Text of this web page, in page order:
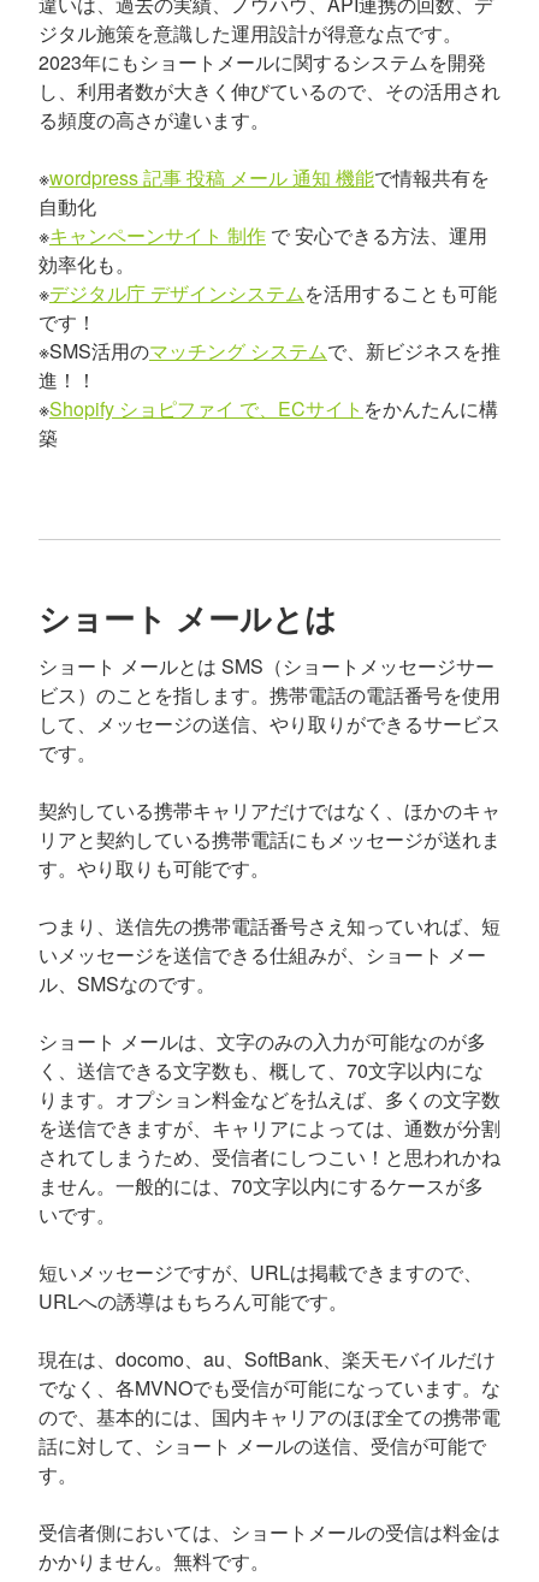
ジタル施策を意識した運用設計が得意な点です。
2023年にもショートメールに関するシステムを開発
し、利用者数が大きく伸びているので、その活用され
る頻度の高さが違います。
※wordpress 記事 投稿 メール 通知 機能で情報共有を
自動化
※キャンペーンサイト 制作 で 安心できる方法、運用
効率化も。
※デジタル庁 デザインシステムを活用することも可能
です！
※SMS活用のマッチング システムで、新ビジネスを推
進！！
※Shopify ショピファイ で、ECサイト をかんたんに構
築
ショート メールとは
ショート メールとは SMS（ショートメッセージサー
ビス）のことを指します。携帯電話の電話番号を使用
して、メッセージの送信、やり取りができるサービス
です。
契約している携帯キャリアだけではなく、ほかのキャ
リアと契約している携帯電話にもメッセージが送れま
す。やり取りも可能です。
つまり、送信先の携帯電話番号さえ知っていれば、短
いメッセージを送信できる仕組みが、ショート メー
ル、SMSなのです。
ショート メールは、文字のみの入力が可能なのが多
く、送信できる文字数も、概して、70文字以内にな
ります。オプション料金などを払えば、多くの文字数
を送信できますが、キャリアによっては、通数が分割
されてしまうため、受信者にしつこい！と思われかね
ません。一般的には、70文字以内にするケースが多
いです。
短いメッセージですが、URLは掲載できますので、
URLへの誘導はもちろん可能です。
現在は、docomo、au、SoftBank、楽天モバイルだけ
でなく、各MVNOでも受信が可能になっています。な
ので、基本的には、国内キャリアのほぼ全ての携帯電
話に対して、ショート メールの送信、受信が可能で
す。
受信者側においては、ショートメールの受信は料金は
かかりません。無料です。